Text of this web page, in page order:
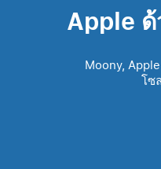
Apple
Moony,
โซ